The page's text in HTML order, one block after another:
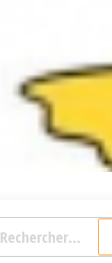
Rechercher :